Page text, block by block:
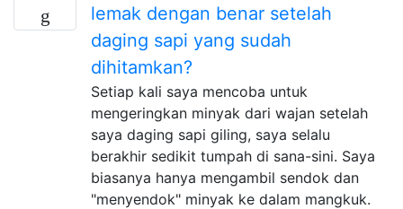
lemak dengan benar setelah
daging sapi yang sudah
dihitamkan?
Setiap kali saya mencoba untuk
mengeringkan minyak dari wajan setelah
saya daging sapi giling, saya selalu
berakhir sedikit tumpah di sana-sini. Saya
biasanya hanya mengambil sendok dan
"menyendok" minyak ke dalam mangkuk.